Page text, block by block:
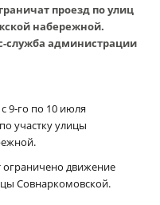
проезд по улиц
набережной.
служба администрации
9‑го по 10 июля
участку улицы
ограничено движение
Совнаркомовской.